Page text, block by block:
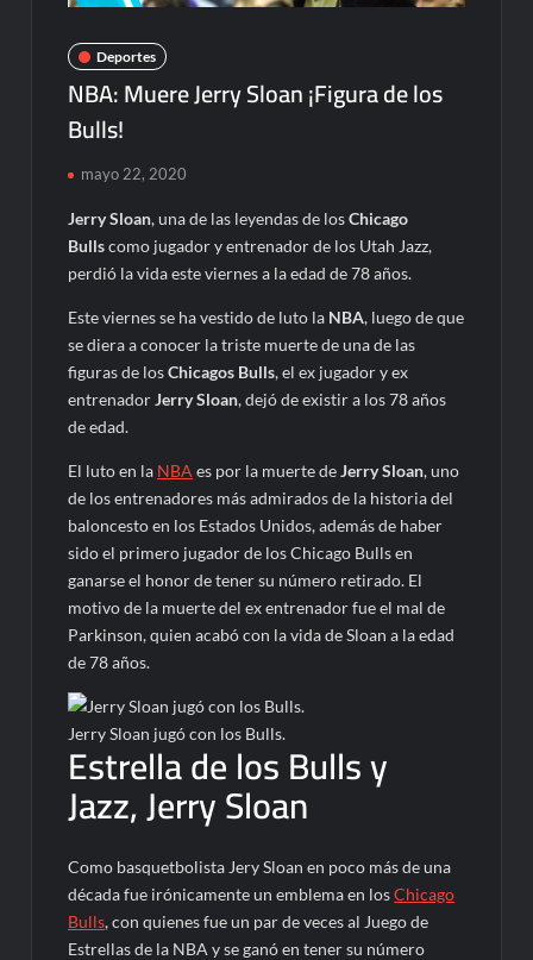
Deportes
NBA: Muere Jerry Sloan ¡Figura de los
Bulls!
mayo 22, 2020
Jerry Sloan, una de las leyendas de losChicago
Bullscomo jugador y entrenador de los Utah Jazz,
perdió la vida este viernes a la edad de 78 años.
Este viernes se ha vestido de luto la NBA, luego de que
se diera a conocer la triste muerte de una de las
figuras de losChicagos Bulls, el ex jugador y ex
entrenadorJerry Sloan, dejó de existir a los 78 años
de edad.
El luto en la NBA es por la muerte deJerry Sloan, uno
de los entrenadores más admirados de la historia del
baloncesto en los Estados Unidos, además de haber
sido el primero jugador de los Chicago Bulls en
ganarse el honor de tener su número retirado. El
motivo de la muerte del ex entrenador fue el mal de
Parkinson, quien acabó con la vida de Sloan a la edad
de 78 años.
Jerry Sloan jugó con los Bulls.
Estrella de los Bulls y
Jazz, Jerry Sloan
Como basquetbolista Jery Sloan en poco más de una
década fue irónicamente un emblema en losChicago
Bulls, con quienes fue un par de veces al Juego de
Estrellas de la NBA y se ganó en tener su número